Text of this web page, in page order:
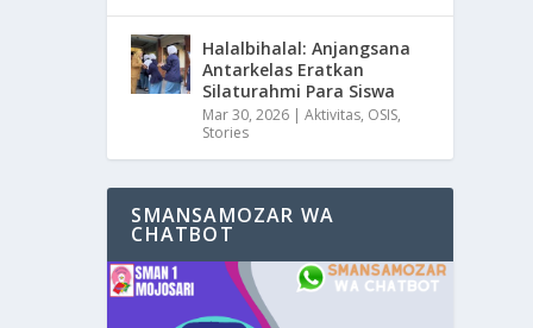
Halalbihalal: Anjangsana
Antarkelas Eratkan
Silaturahmi Para Siswa
Mar 30, 2026 |Aktivitas, OSIS,
Stories
SMANSAMOZAR WA
CHATBOT